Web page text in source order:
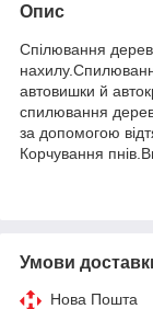
Опис
Спілювання
автовишки й
спилювання
за допомогою
Корчування
Умови
Нова Пошта